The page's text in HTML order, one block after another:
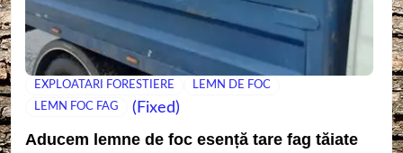
EXPLOATARI FORESTIERE
LEMN DE FOC
LEMN FOC FAG
(Fixed)
Aducem lemne de foc esență tare fag tăiate